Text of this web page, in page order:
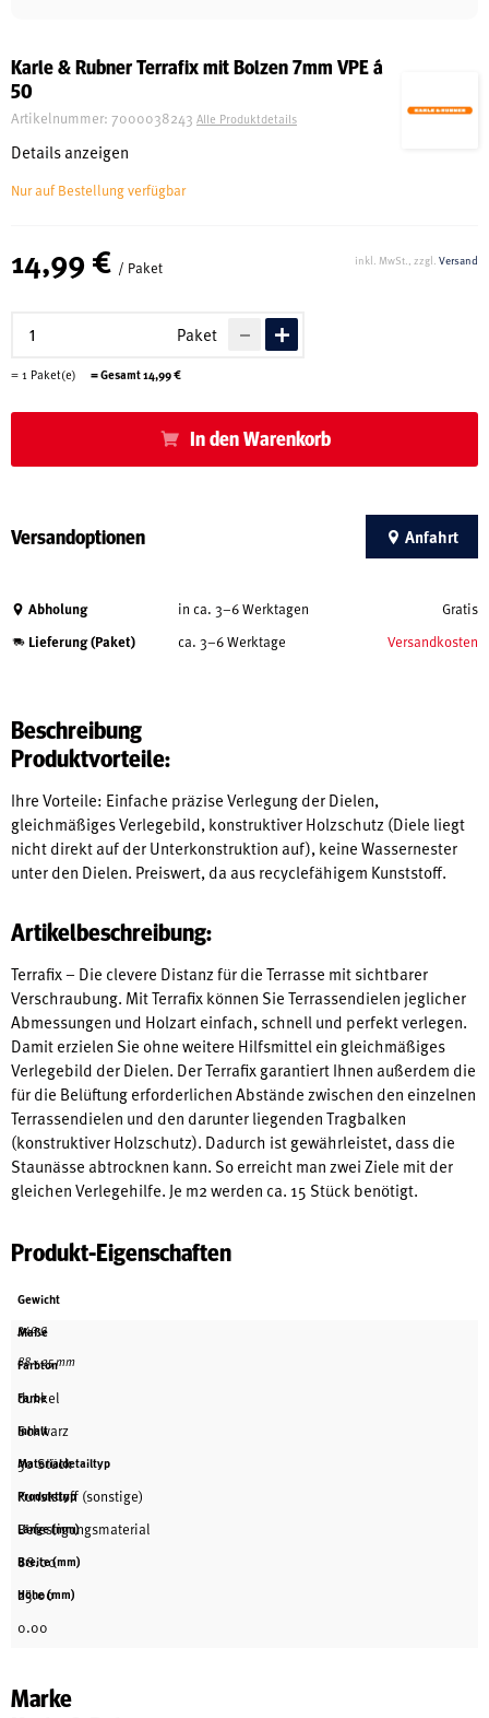
Ausstellung
Infos
Service
Kontakt & Anfahrt
Karle & Rubner Terrafix mit Bolzen 7mm VPE á
50
Artikelnummer: 7000038243 Alle Produktdetails
Details anzeigen
Nur auf Bestellung verfügbar
14,99 € / Paket inkl. MwSt., zzgl. Versand
Paket
= 1 Paket(e) = Gesamt14,99€
In den Warenkorb
Versandoptionen Anfahrt
Abholung in ca. 3–6 Werktagen Gratis
Lieferung (Paket) ca. 3–6 Werktage Versandkosten
Beschreibung
Produktvorteile:
Ihre Vorteile: Einfache präzise Verlegung der Dielen,
gleichmäßiges Verlegebild, konstruktiver Holzschutz (Diele liegt
nicht direkt auf der Unterkonstruktion auf), keine Wassernester
unter den Dielen. Preiswert, da aus recyclefähigem Kunststoff.
Artikelbeschreibung:
Terrafix – Die clevere Distanz für die Terrasse mit sichtbarer
Verschraubung. Mit Terrafix können Sie Terrassendielen jeglicher
Abmessungen und Holzart einfach, schnell und perfekt verlegen.
Damit erzielen Sie ohne weitere Hilfsmittel ein gleichmäßiges
Verlegebild der Dielen. Der Terrafix garantiert Ihnen außerdem die
für die Belüftung erforderlichen Abstände zwischen den einzelnen
Terrassendielen und den darunter liegenden Tragbalken
(konstruktiver Holzschutz). Dadurch ist gewährleistet, dass die
Staunässe abtrocknen kann. So erreicht man zwei Ziele mit der
gleichen Verlegehilfe. Je m2 werden ca. 15 Stück benötigt.
Produkt-Eigenschaften
Gewicht
340 g
Maße
88 × 25 mm
Farbton
dunkel
Farbe
Schwarz
Inhalt
50 Stück
Materialdetailtyp
Kunststoff (sonstige)
Produkttyp
Befestigungsmaterial
Länge (mm)
88.00
Breite (mm)
25.00
Höhe (mm)
0.00
Marke